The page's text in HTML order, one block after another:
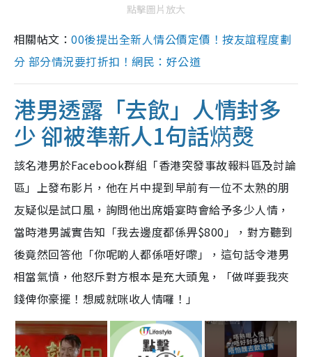
點擊圖片放大
相關帖文：00後提出全新人情公價定價！按友誼程度劃
分 部分情況要打折扣！網民：好公道
港男透露「去飲」人情封多
少 卻被準新人1句話焫㷫
該名港男於Facebook群組「香港突發事故報料區及討論
區」上發布影片，他在片中提到早前有一位不太熟的朋
友疑似是試口風，詢問他出席婚宴時會給予多少人情，
當時港男誠實告知「我去邊度都係畀$800」，對方聽到
後竟然回答他「你呢啲人都係唔好嚟」，這句話令港男
相當氣憤，他怒斥對方根本是充大頭鬼，「做咩要我夾
錢俾你豪擺！想威就咪收人情囉！」